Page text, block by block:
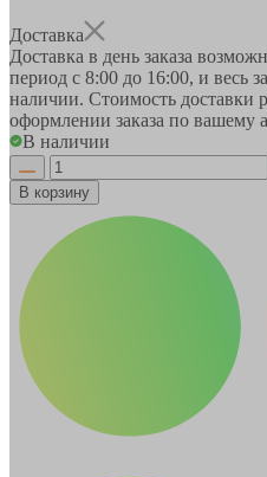
Доставка
Доставка в день заказа
период с 8:00 до 16:00, и весь
наличии. Стоимость доставки
оформлении заказа по вашему
В наличии
В корзину